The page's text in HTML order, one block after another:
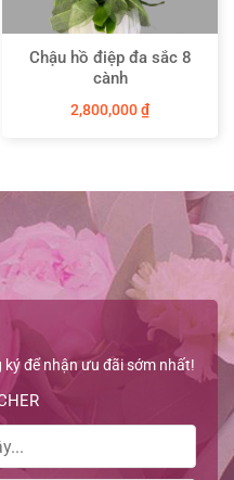
Chậu hồ điệp đa sắc 8
cành
2,800,000₫
để nhận ưu đãi sớm nhất!